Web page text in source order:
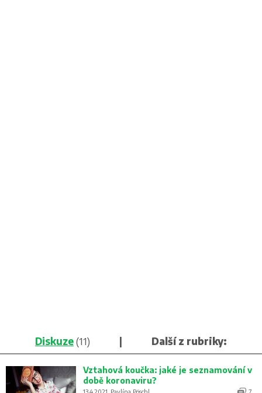
Diskuze(11) | Další z rubriky:
Vztahová koučka: jaké je seznamování v
době koronaviru?